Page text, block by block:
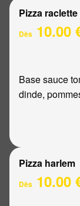
Pizza raclette
Dès 10.00
Base sauce
dinde,
Pizza harlem
Dès 10.00